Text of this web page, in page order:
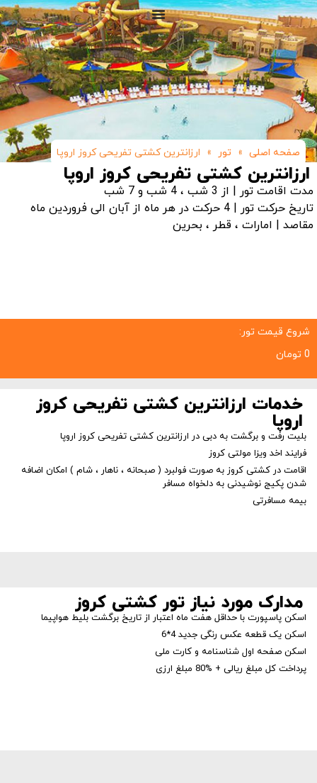
صفحه اصلی » تور » ارزانترین کشتی تفریحی کروز اروپا
ارزانترین کشتی تفریحی کروز اروپا
مدت اقامت تور | از 3 شب ، 4 شب و 7 شب
تاریخ حرکت تور | 4 حرکت در هر ماه از آبان الی فروردین ماه
مقاصد | امارات ، قطر ، بحرین
شروع قیمت تور:
0 تومان
خدمات ارزانترین کشتی تفریحی کروز
اروپا
بلیت رفت و برگشت به دبی در ارزانترین کشتی تفریحی کروز اروپا
فرایند اخد ویزا مولتی کروز
اقامت در کشتی کروز به صورت فولبرد ( صبحانه ، ناهار ، شام ) امکان اضافه
شدن پکیج نوشیدنی به دلخواه مسافر
بیمه مسافرتی
مدارک مورد نیاز تور کشتی کروز
اسکن پاسپورت با حداقل هفت ماه اعتبار از تاریخ برگشت بلیط هواپیما
اسکن یک قطعه عکس رنگی جدید 4*6
اسکن صفحه اول شناسنامه و کارت ملی
پرداخت کل مبلغ ریالی + %80 مبلغ ارزی